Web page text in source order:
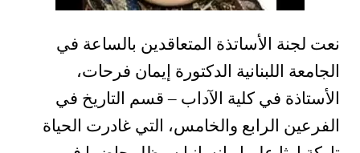
نعت لجنة الأساتذة المتعاقدين بالساعة في
الجامعة اللبنانية الدكتورة إيمان فرحات،
الأستاذة في كلية الآداب – قسم التاريخ في
الفرعين الرابع والخامس، التي غادرت الحياة